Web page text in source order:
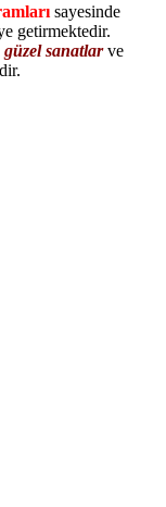
sayesinde
getirmektedir.
güzel sanatlarve